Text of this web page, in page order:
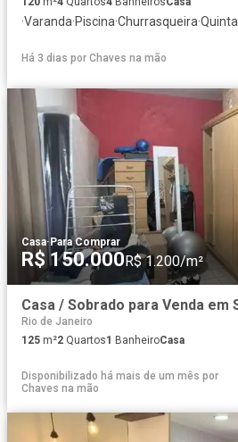
·Varanda·Piscina·Churrasqueira·Quintal
Há 3 dias por Chaves na mão
Casa·Para Comprar
R$ 150.000R$ 1.200/m²
Rio de Janeiro
125 m²2 Quartos1 BanheiroCasa
Disponibilizado há mais de um mês por
Chaves na mão